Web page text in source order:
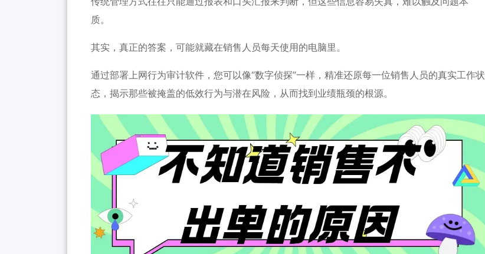
质。
其实，真正的答案，可能就藏在销售人员每天使用的电脑里。
通过部署上网行为审计软件，您可以像“数字侦探”一样，精准还原每一位销售人员的真实工作状
态，揭示那些被掩盖的低效行为与潜在风险，从而找到业绩瓶颈的根源。